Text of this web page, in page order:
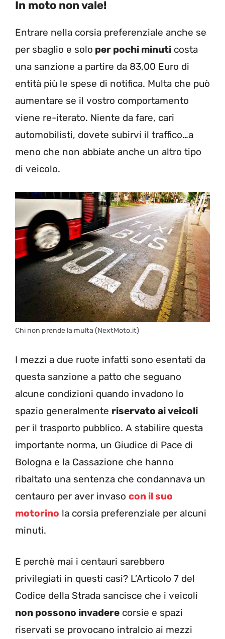
In moto non vale!
Entrare nella corsia preferenziale anche se
per sbaglio e solo per pochi minuti costa
una sanzione a partire da 83,00 Euro di
entità più le spese di notifica. Multa che può
aumentare se il vostro comportamento
viene re-iterato. Niente da fare, cari
automobilisti, dovete subirvi il traffico…a
meno che non abbiate anche un altro tipo
di veicolo.
Chi non prende la multa (NextMoto.it)
I mezzi a due ruote infatti sono esentati da
questa sanzione a patto che seguano
alcune condizioni quando invadono lo
spazio generalmente riservato ai veicoli
per il trasporto pubblico. A stabilire questa
importante norma, un Giudice di Pace di
Bologna e la Cassazione che hanno
ribaltato una sentenza che condannava un
centauro per aver invaso con il suo
motorino la corsia preferenziale per alcuni
minuti.
E perchè mai i centauri sarebbero
privilegiati in questi casi? L’Articolo 7 del
Codice della Strada sancisce che i veicoli
non possono invadere corsie e spazi
riservati se provocano intralcio ai mezzi